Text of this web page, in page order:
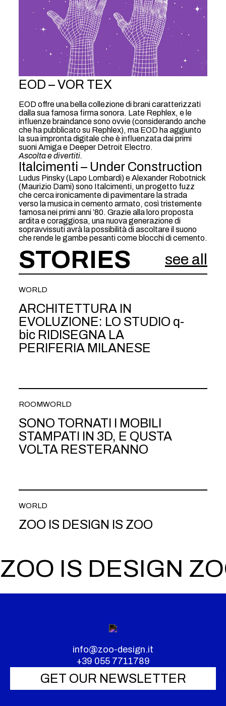
EOD – VOR TEX
EOD offre una bella collezione di brani caratterizzati
dalla sua famosa firma sonora. Late Rephlex, e le
influenze braindance sono ovvie (considerando anche
che ha pubblicato su Rephlex), ma EOD ha aggiunto
la sua impronta digitale che è influenzata dai primi
suoni Amiga e Deeper Detroit Electro.
Ascolta e divertiti.
Italcimenti – Under Construction
Ludus Pinsky (Lapo Lombardi) e Alexander Robotnick
(Maurizio Dami) sono Italcimenti, un progetto fuzz
che cerca ironicamente di pavimentare la strada
verso la musica in cemento armato, così tristemente
famosa nei primi anni ’80. Grazie alla loro proposta
ardita e coraggiosa, una nuova generazione di
sopravvissuti avrà la possibilità di ascoltare il suono
che rende le gambe pesanti come blocchi di cemento.
STORIES see all
WORLD
ARCHITETTURA IN
EVOLUZIONE: LO STUDIO q-
bic RIDISEGNA LA
PERIFERIA MILANESE
ROOMWORLD
SONO TORNATI I MOBILI
STAMPATI IN 3D, E QUSTA
VOLTA RESTERANNO
WORLD
ZOO IS DESIGN IS ZOO
ZOO IS DESIGN
info@zoo-design.it
+39 055 7711789
GET OUR NEWSLETTER